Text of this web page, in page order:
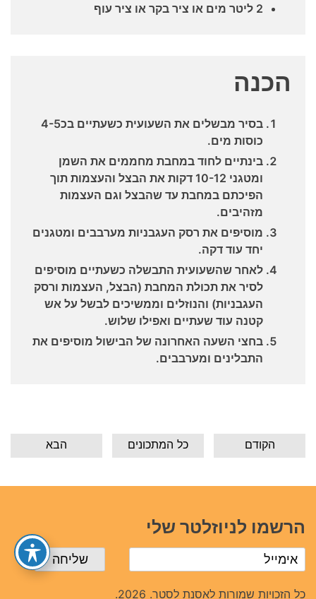
2 ליטר מים או ציר בקר או ציר עוף
הכנה
בסיר מבשלים את השעועית כשעתיים בכ4-5
כוסות מים.
בינתיים לחוד במחבת מחממים את השמן
ומטגני 10-12 דקות את הבצל והעצמות תוך
הפיכתם במחבת עד שהבצל וגם העצמות
מזהיבים.
מוסיפים את רסק העגבניות מערבבים ומטגנים
יחד עוד דקה.
לאחר שהשעועית התבשלה כשעתיים מוסיפים
לסיר את תכולת המחבת (הבצל, העצמות ורסק
העגבניות) והנוזלים וממשיכים לבשל על אש
קטנה עוד שעתיים ואפילו שלוש.
בחצי השעה האחרונה של הבישול מוסיפים את
התבלינים ומערבבים.
הבא כל המתכונים הקודם
הרשמו לניוזלטר שלי
כל הזכויות שמורות לאסנת לסטר. 2026.